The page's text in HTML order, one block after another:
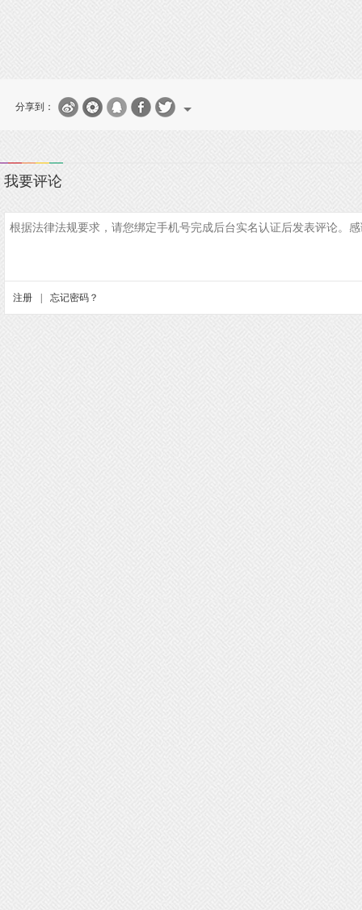
分享到：
我要评论
注册 忘记密码？